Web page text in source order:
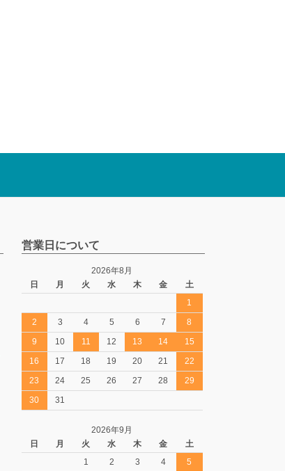
営業日について
2026年8月
日
月 火 水 木 金
土
1
2
3 4 5 6 7
8
9
10 11 12 13 14
15
16
17 18 19 20 21
22
23
24 25 26 27 28
29
30
31
2026年9月
日
月 火 水 木 金
土
1
2 3 4
5